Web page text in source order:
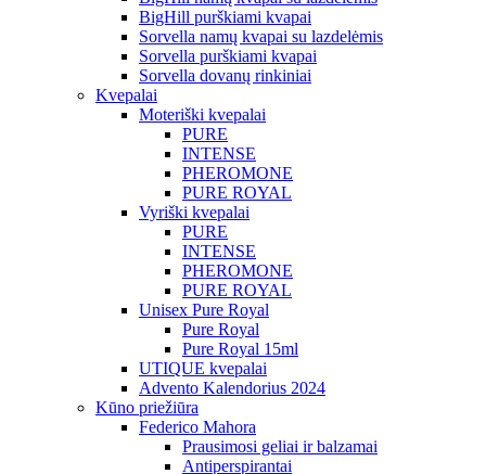
BigHill purškiami kvapai
Sorvella namų kvapai su lazdelėmis
Sorvella purškiami kvapai
Sorvella dovanų rinkiniai
Kvepalai
Moteriški kvepalai
PURE
INTENSE
PHEROMONE
PURE ROYAL
Vyriški kvepalai
PURE
INTENSE
PHEROMONE
PURE ROYAL
Unisex Pure Royal
Pure Royal
Pure Royal 15ml
UTIQUE kvepalai
Advento Kalendorius 2024
Kūno priežiūra
Federico Mahora
Prausimosi geliai ir balzamai
Antiperspirantai